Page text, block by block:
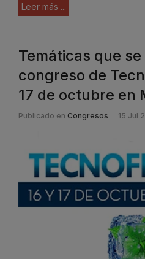
Leer más ...
Temáticas que
congreso de
17 de octubre en
Publicado en Congresos 15 Jul